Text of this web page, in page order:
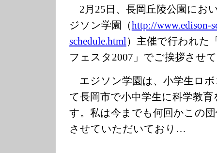
2月25日、長岡丘陵公園にお
ジソン学園（http://www.edison-
schedule.html）主催で行われた
フェスタ2007」でご挨拶させ
エジソン学園は、小学生ロ
て長岡市で小中学生に科学教
す。私は今までも何回かこの
させていただいており…